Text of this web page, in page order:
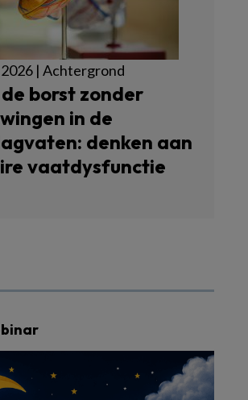
2026 | Achtergrond
borst zonder
in de
denken aan
vaatdysfunctie